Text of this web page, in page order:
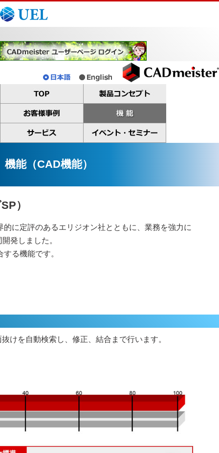
機能（CAD機能）
）
に定評のあるエリジオン社とともに、業務を強力に
発しました。
る機能です。
けを自動検索し、修正、結合まで行います。